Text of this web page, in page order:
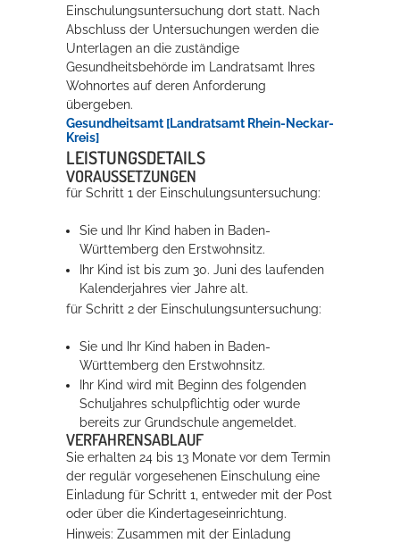
Einschulungsuntersuchung dort statt. Nach
Abschluss der Untersuchungen werden die
Unterlagen an die zuständige
Gesundheitsbehörde im Landratsamt Ihres
Wohnortes auf deren Anforderung
übergeben.
Gesundheitsamt [Landratsamt Rhein-Neckar-
Kreis]
LEISTUNGSDETAILS
VORAUSSETZUNGEN
für Schritt 1 der Einschulungsuntersuchung:
Sie und Ihr Kind haben in Baden-
Württemberg den Erstwohnsitz.
Ihr Kind ist bis zum 30. Juni des laufenden
Kalenderjahres vier Jahre alt.
für Schritt 2 der Einschulungsuntersuchung:
Sie und Ihr Kind haben in Baden-
Württemberg den Erstwohnsitz.
Ihr Kind wird mit Beginn des folgenden
Schuljahres schulpflichtig oder wurde
bereits zur Grundschule angemeldet.
VERFAHRENSABLAUF
Sie erhalten 24 bis 13 Monate vor dem Termin
der regulär vorgesehenen Einschulung eine
Einladung für Schritt 1, entweder mit der Post
oder über die Kindertageseinrichtung.
Hinweis: Zusammen mit der Einladung